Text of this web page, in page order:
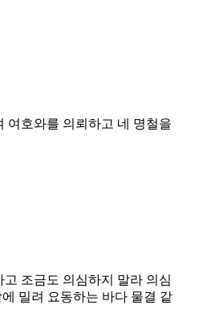
여호와를 의뢰하고 네 명철을
조금도 의심하지 말라 의심
밀려 요동하는 바다 물결 같